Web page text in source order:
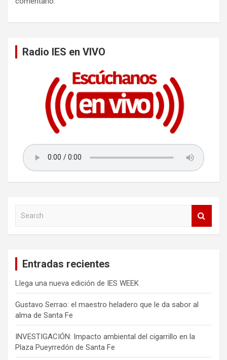
Radio IES en VIVO
Entradas recientes
Llega una nueva edición de IES WEEK
Gustavo Serrao: el maestro heladero que le da sabor al
alma de Santa Fe
INVESTIGACIÓN: Impacto ambiental del cigarrillo en la
Plaza Pueyrredón de Santa Fe